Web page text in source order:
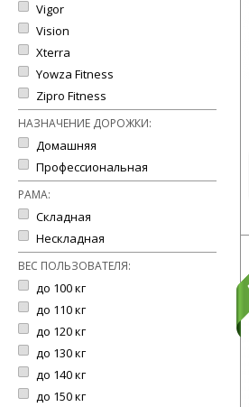
Vigor
Vision
Xterra
Yowza Fitness
Zipro Fitness
НАЗНАЧЕНИЕ ДОРОЖКИ:
Домашняя
Профессиональная
РАМА:
Складная
Нескладная
ВЕС ПОЛЬЗОВАТЕЛЯ:
до 100 кг
до 110 кг
до 120 кг
до 130 кг
до 140 кг
до 150 кг